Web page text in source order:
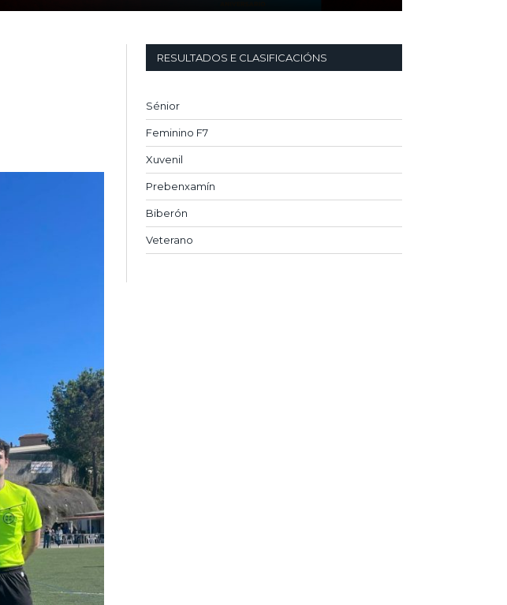
RESULTADOS E CLASIFICACIÓNS
Sénior
Feminino F7
Xuvenil
Prebenxamín
Biberón
Veterano